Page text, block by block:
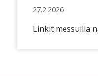
27.2.2026
Linkit messuilla